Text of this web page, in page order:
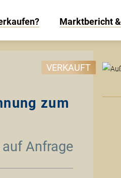
Marktbericht
VERKAUFT
zum
auf Anfrage